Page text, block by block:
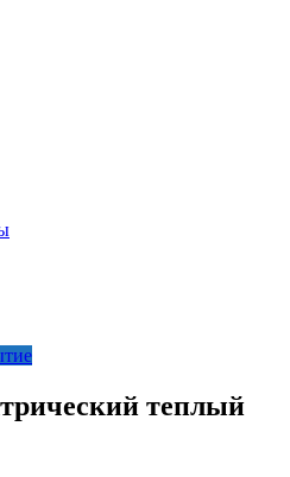
теплый